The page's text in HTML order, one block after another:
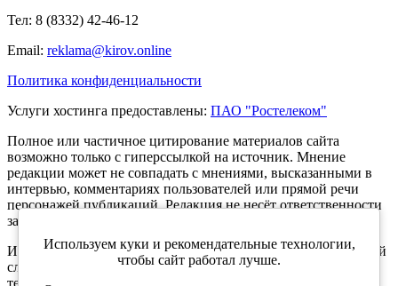
Тел: 8 (8332) 42-46-12
Email: reklama@kirov.online
Политика конфиденциальности
Услуги хостинга предоставлены: ПАО "Ростелеком"
Полное или частичное цитирование материалов сайта
возможно только с гиперссылкой на источник. Мнение
редакции может не совпадать с мнениями, высказанными в
интервью, комментариях пользователей или прямой речи
персонажей публикаций. Редакция не несёт ответственности
за текст комментариев читателей.
Интернет-портал Kirov.online зарегистрирован в Федеральной
службе по надзору в сфере связи, информационных
технологий и массовых коммуникаций (Роскомнадзор) 5
Используем куки и рекомендательные технологии,
чтобы сайт работал лучше.